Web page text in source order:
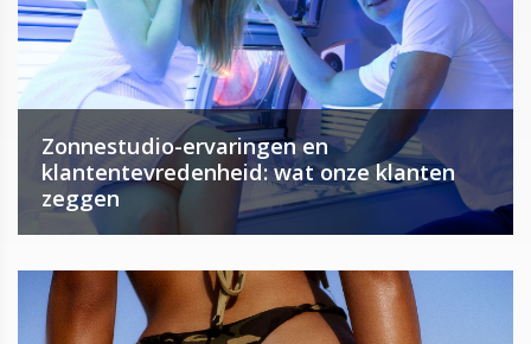
Zonnestudio-ervaringen en
klantentevredenheid: wat onze klanten
zeggen